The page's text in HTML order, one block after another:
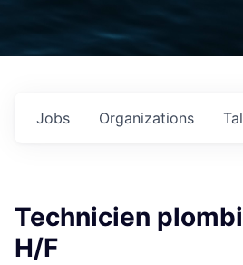
Jobs Organizations
Technicien
H/F